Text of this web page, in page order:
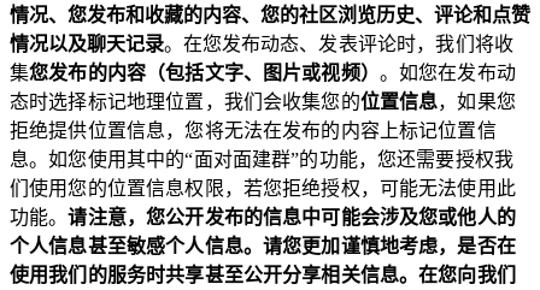
情况、您发布和收藏的内容、您的社区浏览历史、评论和点赞
情况以及聊天记录。在您发布动态、发表评论时，我们将收
集您发布的内容（包括文字、图片或视频） 。如您在发布动
态时选择标记地理位置 ，我们会收集您的位置信息，如果您
拒绝提供位置信息，您将无法在发布的内容上标记位置信
息。如您使用其中的“面对面建群”的功能，您还需要授权我
们使用您的位置信息权限，若您拒绝授权，可能无法使用此
功能。请注意，您公开发布的信息中可能会涉及您或他人的
个人信息甚至敏感个人信息。请您更加谨慎地考虑，是否在
使用我们的服务时共享甚至公开分享相关信息。在您向我们